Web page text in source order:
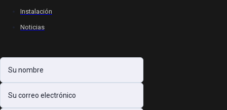
Instalación
Noticias